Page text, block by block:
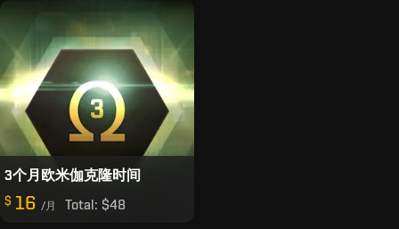
3个月欧米伽克隆时间
$ 16 /月 Total: $48